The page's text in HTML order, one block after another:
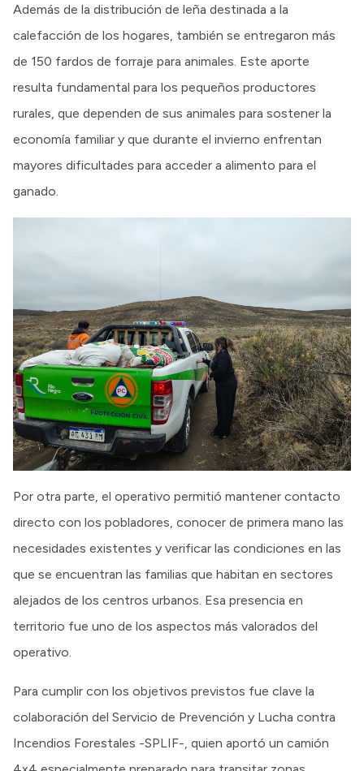
Además de la distribución de leña destinada a la
calefacción de los hogares, también se entregaron más
de 150 fardos de forraje para animales. Este aporte
resulta fundamental para los pequeños productores
rurales, que dependen de sus animales para sostener la
economía familiar y que durante el invierno enfrentan
mayores dificultades para acceder a alimento para el
ganado.
Por otra parte, el operativo permitió mantener contacto
directo con los pobladores, conocer de primera mano las
necesidades existentes y verificar las condiciones en las
que se encuentran las familias que habitan en sectores
alejados de los centros urbanos. Esa presencia en
territorio fue uno de los aspectos más valorados del
operativo.
Para cumplir con los objetivos previstos fue clave la
colaboración del Servicio de Prevención y Lucha contra
Incendios Forestales -SPLIF-, quien aportó un camión